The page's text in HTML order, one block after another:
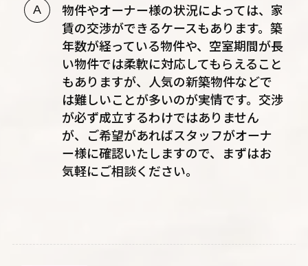
物件やオーナー様の状況によっては、家
賃の交渉ができるケースもあります。築
年数が経っている物件や、空室期間が長
い物件では柔軟に対応してもらえること
もありますが、人気の新築物件などで
は難しいことが多いのが実情です。交渉
が必ず成立するわけではありません
が、ご希望があればスタッフがオーナ
ー様に確認いたしますので、まずはお
気軽にご相談ください。